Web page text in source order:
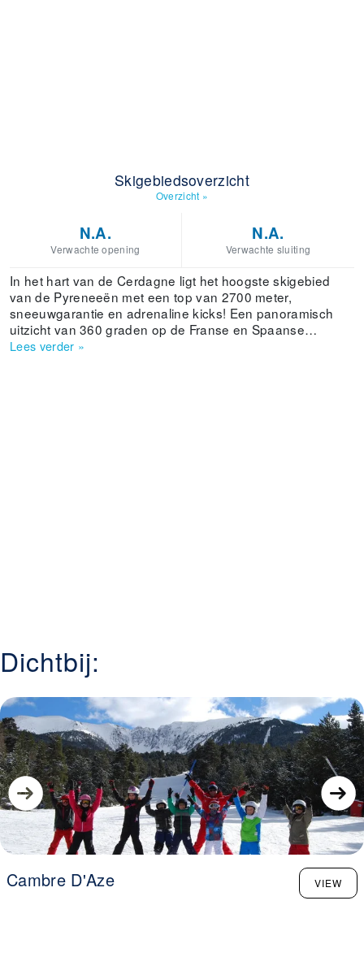
Skigebiedsoverzicht
Overzicht »
N.A.
Verwachte opening
N.A.
Verwachte sluiting
In het hart van de Cerdagne ligt het hoogste skigebied
van de Pyreneeën met een top van 2700 meter,
sneeuwgarantie en adrenaline kicks! Een panoramisch
uitzicht van 360 graden op de Franse en Spaanse
Cerdagne en 320 hectare in totaal: dat is het skigebied
Lees verder »
Dichtbij:
Cambre D'Aze VIEW